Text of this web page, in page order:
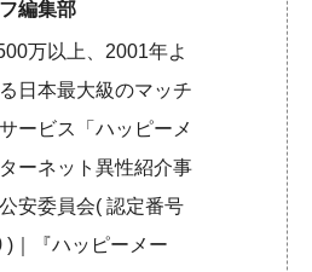
編集部
万以上、2001年よ
日本最大級のマッチ
ービス「ハッピーメ
ーネット異性紹介事
安委員会( 認定番号
)｜『ハッピーメー